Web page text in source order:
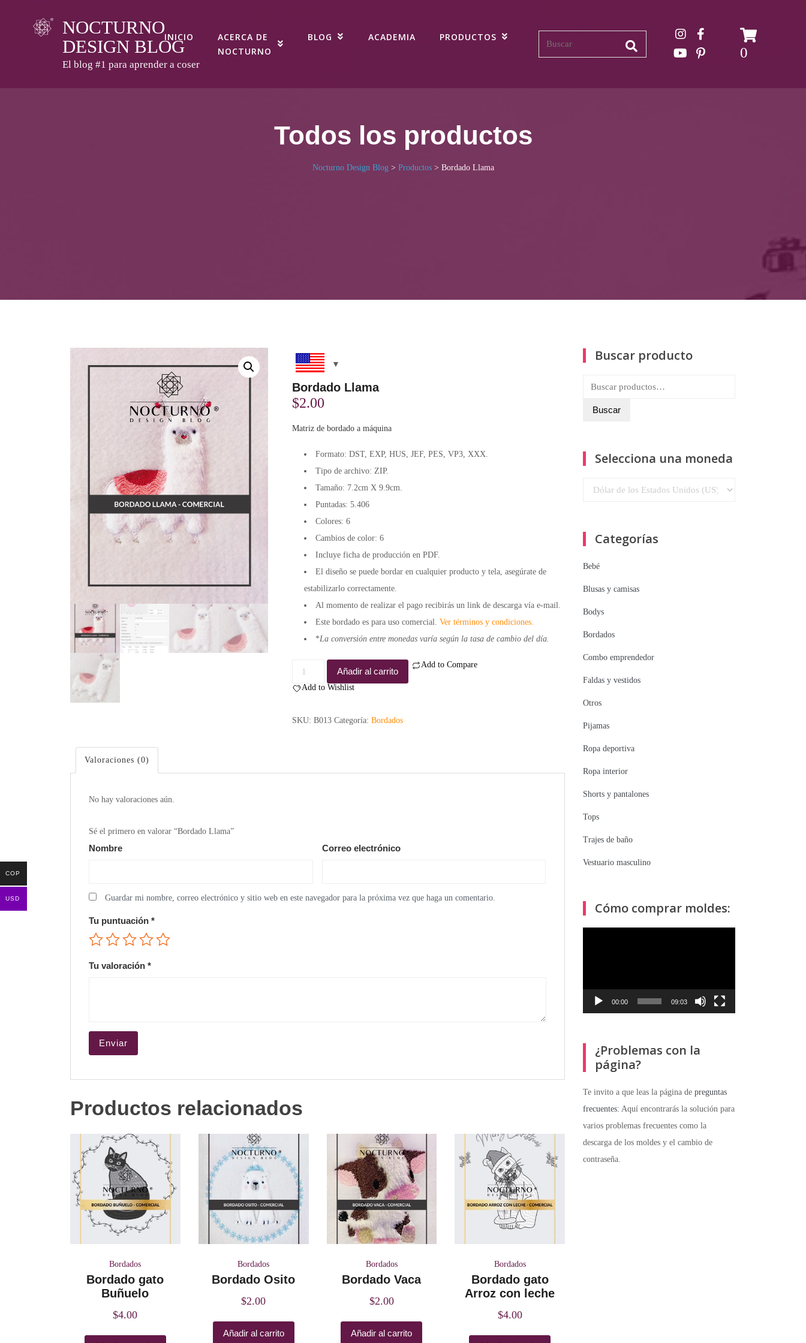
NOCTURNO
DESIGN BLOG
El blog #1 para aprender a coser
INICIO
ACERCA DE
NOCTURNO
BLOG ACADEMIA PRODUCTOS
0
Todos los productos
Nocturno Design Blog> Productos> Bordado Llama
Bordado Llama
$2.00
Matriz de bordado a máquina
Formato: DST, EXP, HUS, JEF, PES, VP3, XXX.
Tipo de archivo: ZIP.
Tamaño: 7.2cm X 9.9cm.
Puntadas: 5.406
Colores: 6
Cambios de color: 6
Incluye ficha de producción en PDF.
El diseño se puede bordar en cualquier producto y tela, asegúrate de
estabilizarlo correctamente.
Al momento de realizar el pago recibirás un link de descarga vía e-mail.
Este bordado es para uso comercial. Ver términos y condiciones.
*La conversión entre monedas varía según la tasa de cambio del día.
Bordado
Llama
Añadir al carrito
Add to Compare
Add to Wishlist
SKU: B013 Categoría: Bordados
Valoraciones (0)
No hay valoraciones aún.
Sé el primero en valorar “Bordado Llama”
Nombre Correo electrónico
Guardar mi nombre, correo electrónico y sitio web en este navegador para la próxima vez que haga un comentario.
Tu puntuación *
Tu valoración *
Productos relacionados
Bordados
Bordado gato
Buñuelo
$4.00
Bordados
Bordado Osito
$2.00
Añadir al carrito
Bordados
Bordado Vaca
$2.00
Añadir al carrito
Bordados
Bordado gato
Arroz con leche
$4.00
Buscar producto
Buscar
Buscar
Selecciona una moneda
Categorías
Bebé
Blusas y camisas
Bodys
Bordados
Combo emprendedor
Faldas y vestidos
Otros
Pijamas
Ropa deportiva
Ropa interior
Shorts y pantalones
Tops
Trajes de baño
Vestuario masculino
Cómo comprar moldes:
00:00 09:03
¿Problemas con la
página?
Te invito a que leas la página de preguntas
frecuentes: Aquí encontrarás la solución para
varios problemas frecuentes como la
descarga de los moldes y el cambio de
contraseña.
COP
USD